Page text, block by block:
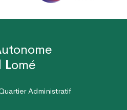
utonome
Lomé
Administratif